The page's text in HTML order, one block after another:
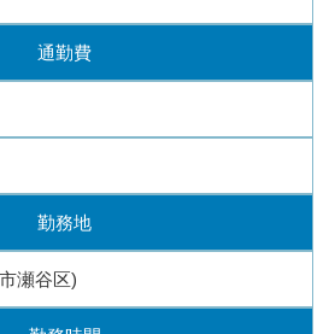
通勤費
勤務地
瀬谷区)